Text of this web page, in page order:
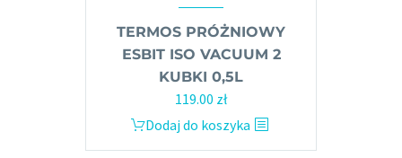
TERMOS PRÓŻNIOWY
ESBIT ISO VACUUM 2
KUBKI 0,5L
119.00 zł
Dodaj do koszyka